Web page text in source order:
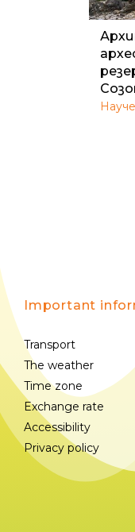
Important
Transport
The weather
Time zone
Exchange rate
Accessibility
Privacy policy